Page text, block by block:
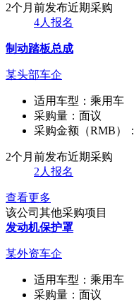
2个月前发布近期采购
4人报名
制动踏板总成
某头部车企
适用车型： 乘用车
采购量： 面议
采购金额（RMB）：
2个月前发布近期采购
2人报名
查看更多
该公司其他采购项目
发动机保护罩
某外资车企
适用车型： 乘用车
采购量： 面议